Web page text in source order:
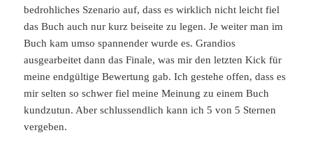
bedrohliches Szenario auf, dass es wirklich nicht leicht fiel
das Buch auch nur kurz beiseite zu legen. Je weiter man im
Buch kam umso spannender wurde es. Grandios
ausgearbeitet dann das Finale, was mir den letzten Kick für
meine endgültige Bewertung gab. Ich gestehe offen, dass es
mir selten so schwer fiel meine Meinung zu einem Buch
kundzutun. Aber schlussendlich kann ich 5 von 5 Sternen
vergeben.